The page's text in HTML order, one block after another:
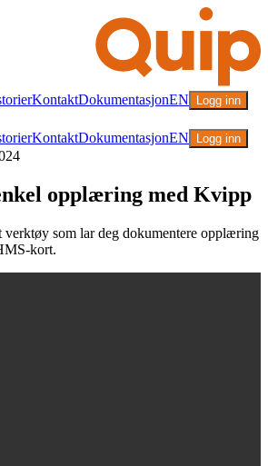
KontaktDokumentasjonEN Logg inn
KontaktDokumentasjonEN Logg inn
opplæring med Kvipp
verktøy som lar deg dokumentere opplæring
kort.